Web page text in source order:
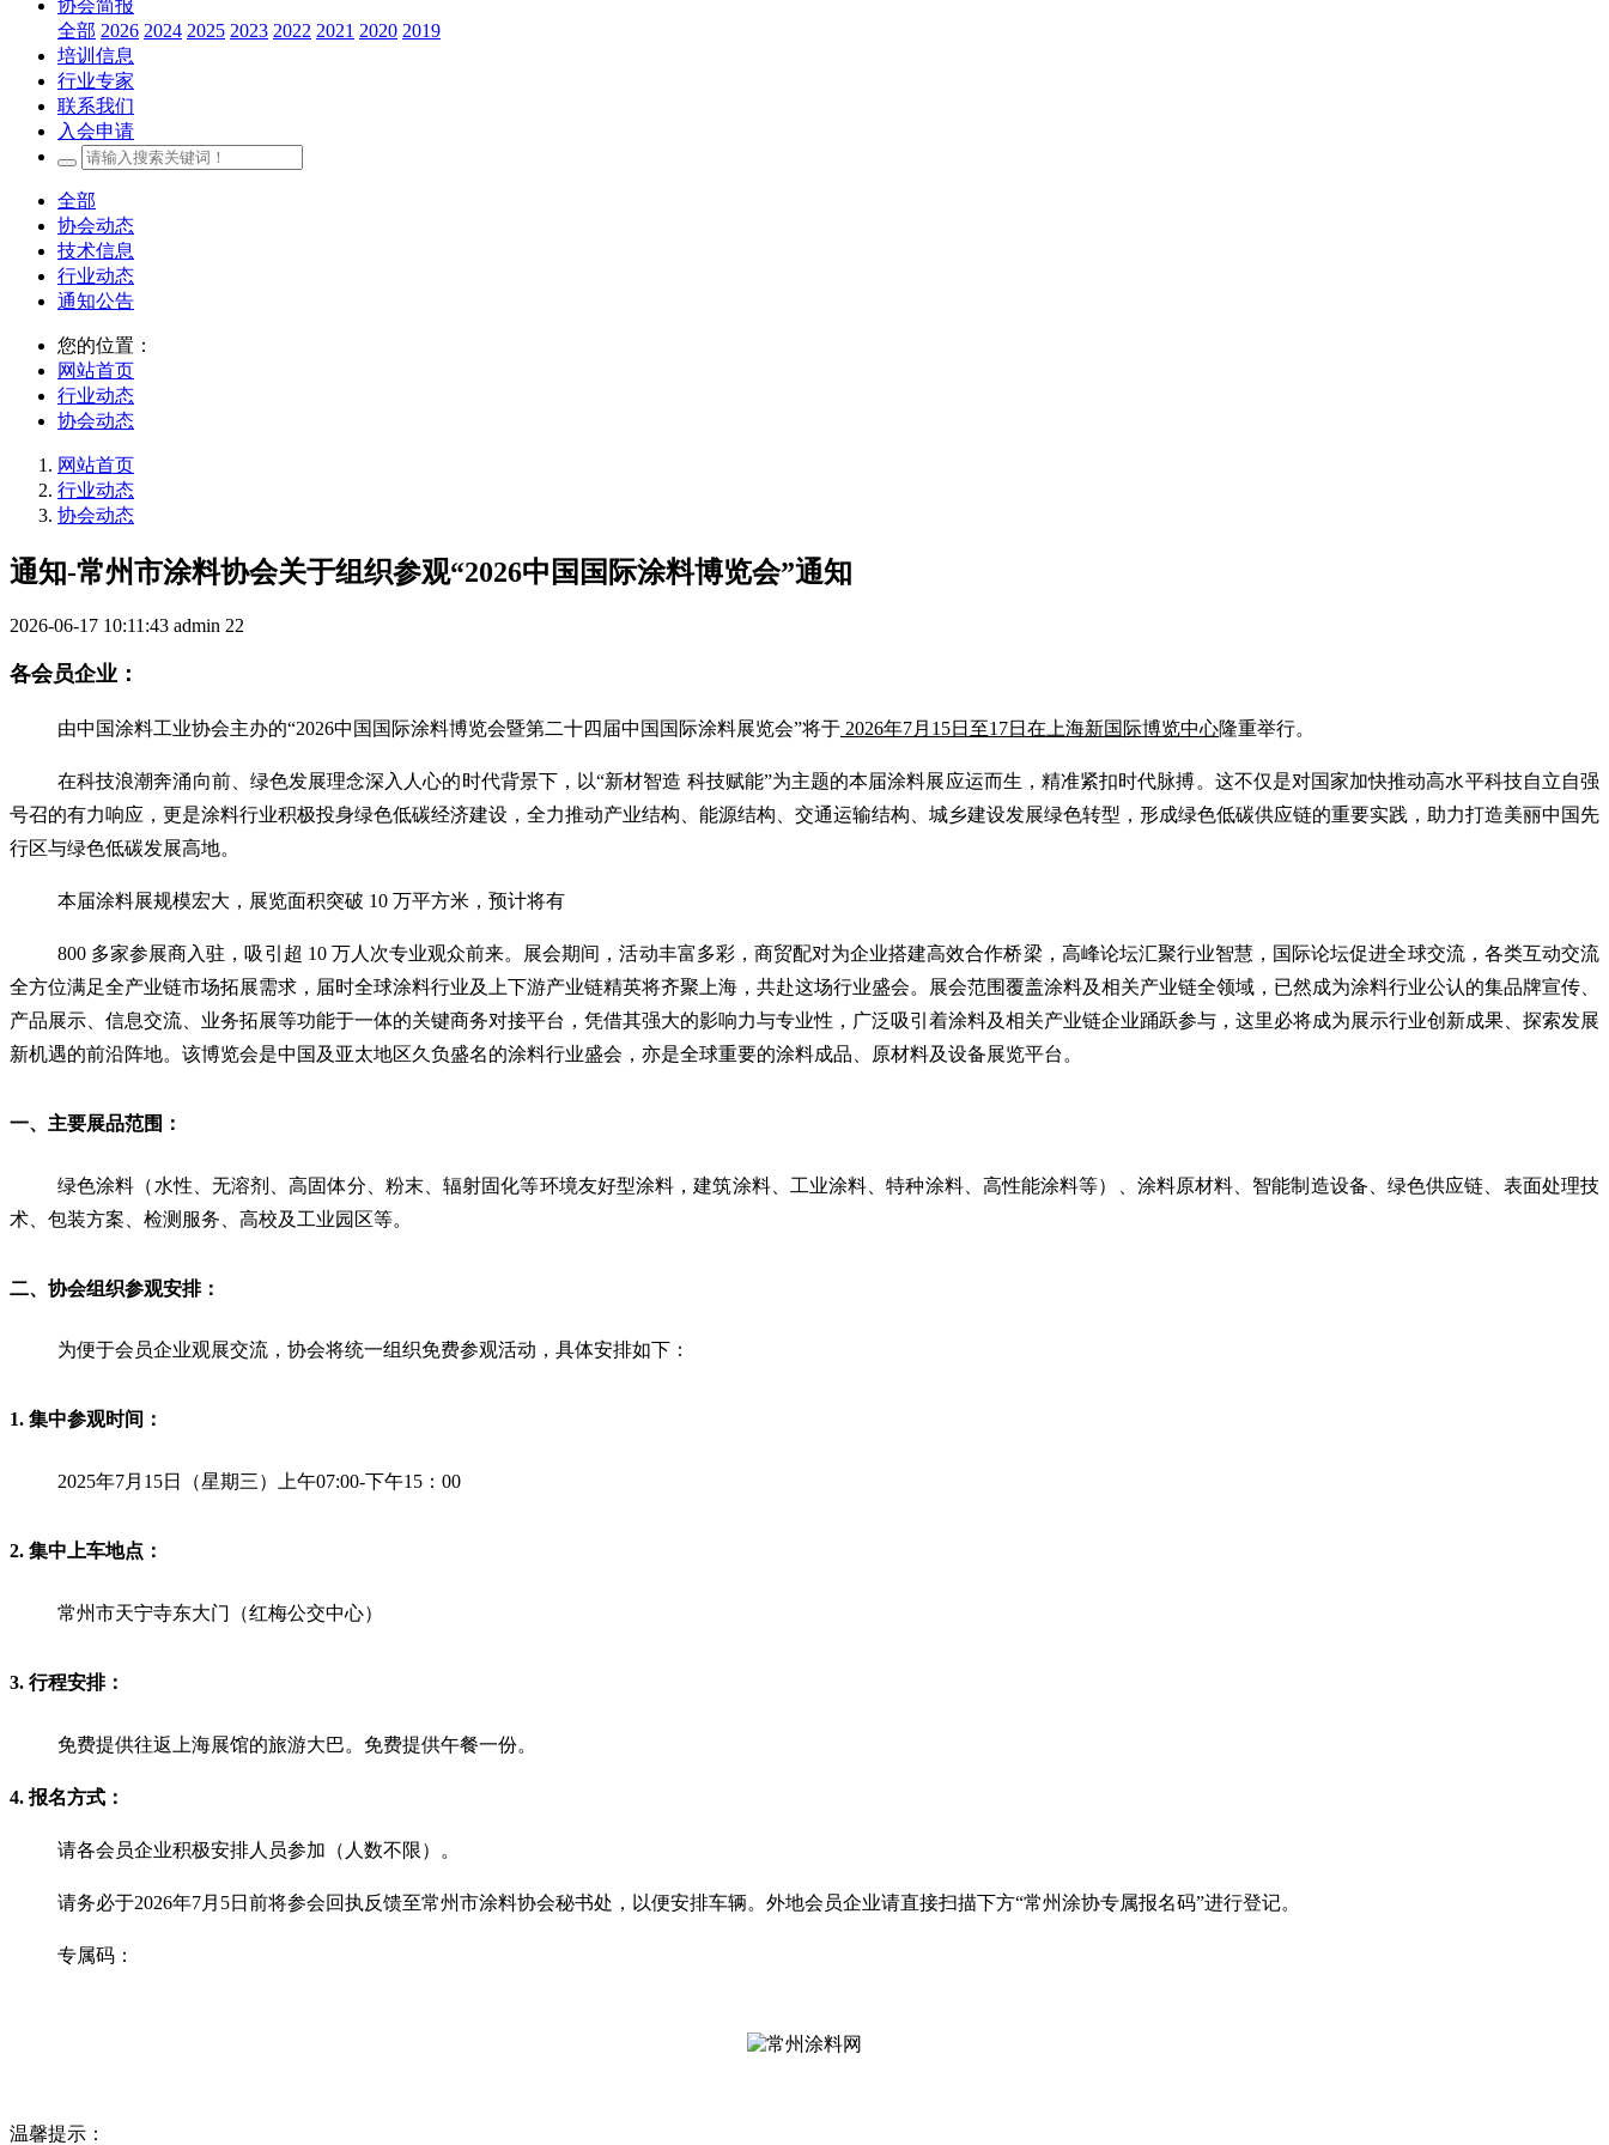
协会简报
全部 2026 2024 2025 2023 2022 2021 2020 2019
培训信息
行业专家
联系我们
入会申请
全部
协会动态
技术信息
行业动态
通知公告
您的位置：
网站首页
行业动态
协会动态
网站首页
行业动态
协会动态
通知-常州市涂料协会关于组织参观“2026中国国际涂料博览会”通知
2026-06-17 10:11:43 admin 22
各会员企业：
由中国涂料工业协会主办的“2026中国国际涂料博览会暨第二十四届中国国际涂料展览会”将于 2026年7月15日至17日在上海新国际博览中心隆重举行。
在科技浪潮奔涌向前、绿色发展理念深入人心的时代背景下，以“新材智造 科技赋能”为主题的本届涂料展应运而生，精准紧扣时代脉搏。这不仅是对国家加快推动高水平科技自立自强
号召的有力响应，更是涂料行业积极投身绿色低碳经济建设，全力推动产业结构、能源结构、交通运输结构、城乡建设发展绿色转型，形成绿色低碳供应链的重要实践，助力打造美丽中国先
行区与绿色低碳发展高地。
本届涂料展规模宏大，展览面积突破 10 万平方米，预计将有
800 多家参展商入驻，吸引超 10 万人次专业观众前来。展会期间，活动丰富多彩，商贸配对为企业搭建高效合作桥梁，高峰论坛汇聚行业智慧，国际论坛促进全球交流，各类互动交流
全方位满足全产业链市场拓展需求，届时全球涂料行业及上下游产业链精英将齐聚上海，共赴这场行业盛会。展会范围覆盖涂料及相关产业链全领域，已然成为涂料行业公认的集品牌宣传、
产品展示、信息交流、业务拓展等功能于一体的关键商务对接平台，凭借其强大的影响力与专业性，广泛吸引着涂料及相关产业链企业踊跃参与，这里必将成为展示行业创新成果、探索发展
新机遇的前沿阵地。该博览会是中国及亚太地区久负盛名的涂料行业盛会，亦是全球重要的涂料成品、原材料及设备展览平台。
一、主要展品范围：
绿色涂料（水性、无溶剂、高固体分、粉末、辐射固化等环境友好型涂料，建筑涂料、工业涂料、特种涂料、高性能涂料等）、涂料原材料、智能制造设备、绿色供应链、表面处理技
术、包装方案、检测服务、高校及工业园区等。
二、协会组织参观安排：
为便于会员企业观展交流，协会将统一组织免费参观活动，具体安排如下：
1. 集中参观时间：
2025年7月15日（星期三）上午07:00-下午15：00
2. 集中上车地点：
常州市天宁寺东大门（红梅公交中心）
3. 行程安排：
免费提供往返上海展馆的旅游大巴。免费提供午餐一份。
4. 报名方式：
请各会员企业积极安排人员参加（人数不限）。
请务必于2026年7月5日前将参会回执反馈至常州市涂料协会秘书处，以便安排车辆。外地会员企业请直接扫描下方“常州涂协专属报名码”进行登记。
专属码：
温馨提示：